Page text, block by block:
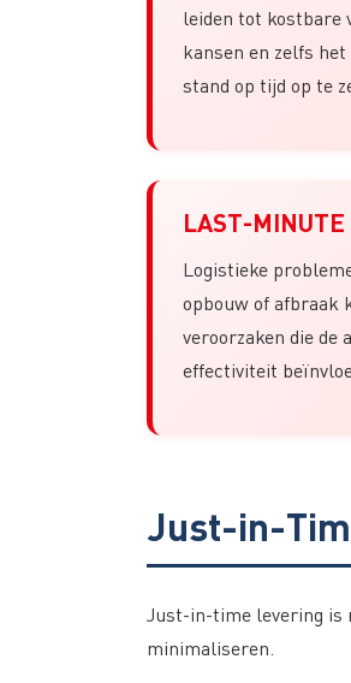
leiden tot kostbare
kansen en zelfs
stand op tijd op te
LAST-MINUTE
Logistieke
opbouw of afbraak
veroorzaken die de
effectiviteit
Just-in-
Just-in-time levering is
minimaliseren.